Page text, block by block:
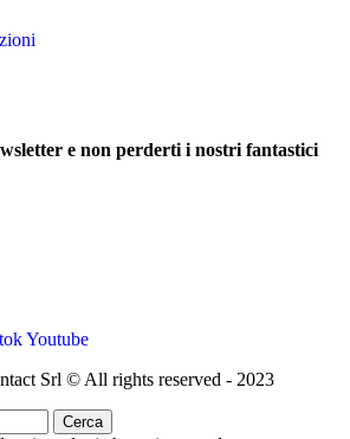
e non perderti i nostri fantastici
Youtube
Srl © All rights reserved - 2023
Cerca